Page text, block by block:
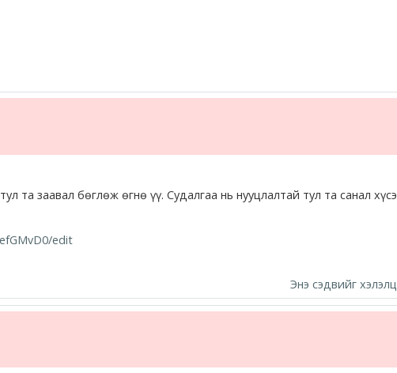
та заавал бөглөж өгнө үү. Судалгаа нь нууцлалтай тул та санал
edit
Энэ сэдвийг